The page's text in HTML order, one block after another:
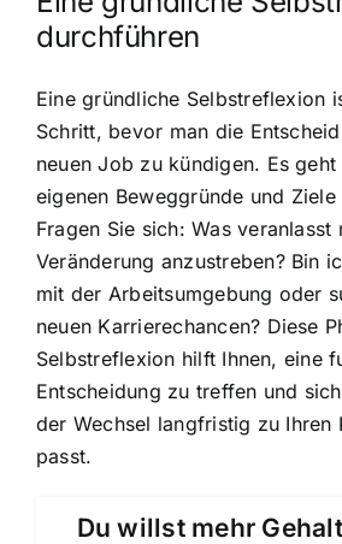
durchführen
Eine gründliche Selbstreflexion
Schritt, bevor man die
neuen Job zu kündigen. Es
eigenen Beweggründe und
Fragen Sie sich: Was veranlasst
Veränderung anzustreben? Bin
mit der Arbeitsumgebung oder
neuen Karrierechancen? Diese
Selbstreflexion hilft Ihnen, eine
Entscheidung zu treffen und
der Wechsel langfristig zu Ihren
passt.
Du willst mehr